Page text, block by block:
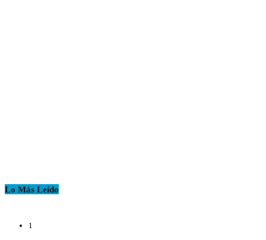
Lo Más Leído
1